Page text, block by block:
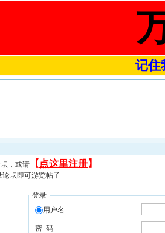
记住
，或请 【 点这里注册】
坛即可游览帖子
登录
用户名
密 码